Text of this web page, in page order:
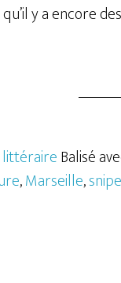
y a encore
Balisé
,Marseille,